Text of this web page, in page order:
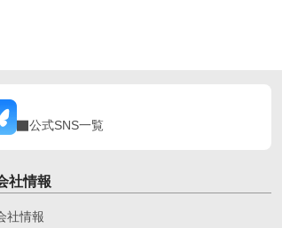
公式SNS一覧
社情報
社情報